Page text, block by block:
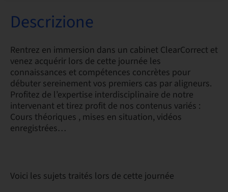
Descrizione
Rentrez en immersion dans un cabinet ClearCorrect et
venez acquérir lors de cette journée les
connaissances et compétences concrètes pour
débuter sereinement vos premiers cas par aligneurs.
Profitez de l’expertise interdisciplinaire de notre
intervenant et tirez profit de nos contenus variés :
Cours théoriques , mises en situation, vidéos
enregistrées…
Voici les sujets traités lors de cette journée